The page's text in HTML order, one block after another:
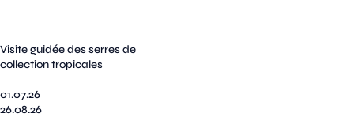
Visite guidée des serres de
collection tropicales
01.07.26
26.08.26